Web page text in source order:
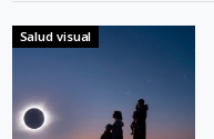
Salud visual